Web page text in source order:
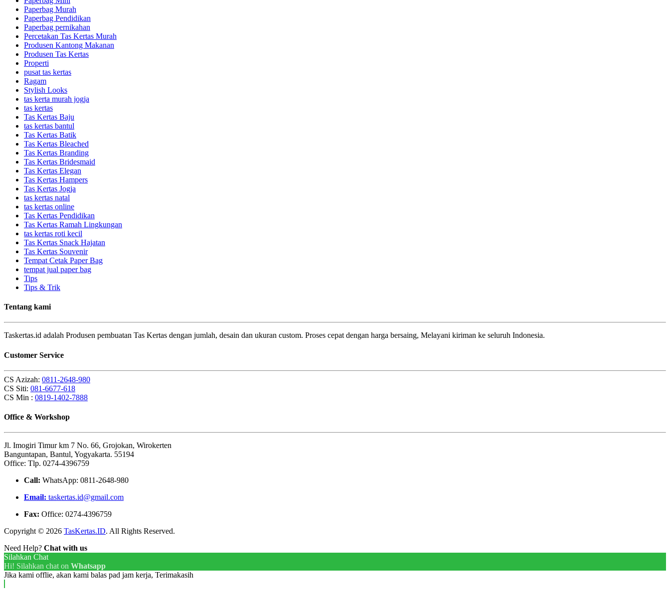
Paperbag Murah
Paperbag Pendidikan
Paperbag pernikahan
Percetakan Tas Kertas Murah
Produsen Kantong Makanan
Produsen Tas Kertas
Properti
pusat tas kertas
Ragam
Stylish Looks
tas kerta murah jogja
tas kertas
Tas Kertas Baju
tas kertas bantul
Tas Kertas Batik
Tas Kertas Bleached
Tas Kertas Branding
Tas Kertas Bridesmaid
Tas Kertas Elegan
Tas Kertas Hampers
Tas Kertas Jogja
tas kertas natal
tas kertas online
Tas Kertas Pendidikan
Tas Kertas Ramah Lingkungan
tas kertas roti kecil
Tas Kertas Snack Hajatan
Tas Kertas Souvenir
Tempat Cetak Paper Bag
tempat jual paper bag
Tips
Tips & Trik
Tentang kami
Taskertas.id adalah Produsen pembuatan Tas Kertas dengan jumlah, desain dan ukuran custom. Proses cepat dengan harga bersaing, Melayani kiriman ke seluruh Indonesia.
Customer Service
CS Azizah: 0811-2648-980
CS Siti: 081-6677-618
CS Min : 0819-1402-7888
Office & Workshop
Jl. Imogiri Timur km 7 No. 66, Grojokan, Wirokerten
Banguntapan, Bantul, Yogyakarta. 55194
Office: Tlp. 0274-4396759
Call: WhatsApp: 0811-2648-980
Email: taskertas.id@gmail.com
Fax: Office: 0274-4396759
Copyright © 2026 TasKertas.ID. All Rights Reserved.
Need Help? Chat with us
Silahkan Chat
Hi! Silahkan chat on Whatsapp
Jika kami offlie, akan kami balas pad jam kerja, Terimakasih